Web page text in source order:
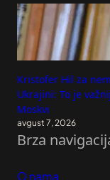
Kristofer Hil za
Ukrajini: To je
Moskvi
avgust 7, 2026
Brza
O nama